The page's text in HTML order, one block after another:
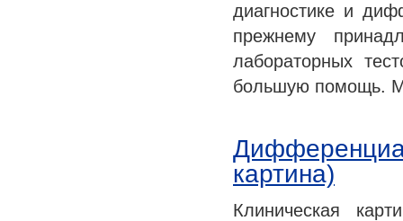
диагностике и
прежнему
лабораторных
большую помощь.
картина)
Клиническая